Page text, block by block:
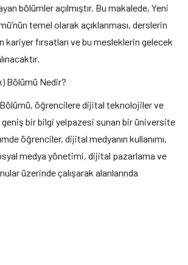
bölümler açılmıştır. Bu makalede, Yeni
temel olarak açıklanması, derslerin
fırsatları ve bu mesleklerin gelecek
Bölümü Nedir?
Bölümü, öğrencilere dijital teknolojiler ve
bir bilgi yelpazesi sunan bir üniversite
öğrenciler, dijital medyanın kullanımı,
medya yönetimi, dijital pazarlama ve
üzerinde çalışarak alanlarında